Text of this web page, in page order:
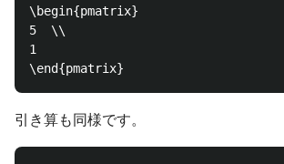
\begin{pmatrix}
5  \\
1
引き算も同様です。